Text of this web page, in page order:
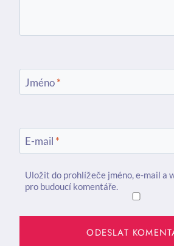
Jméno*
E-mail *
Uložit do prohlížeče jméno, e-mail a
pro budoucí komentáře.